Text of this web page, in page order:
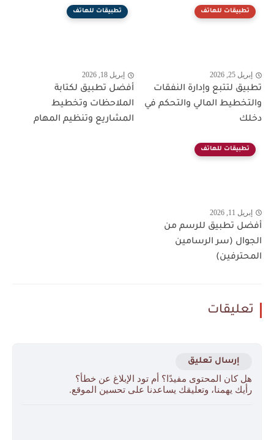
تطبيقات للهاتف
إبريل 25, 2026
تطبيق لتتبع وإدارة النفقات
والتخطيط المالي والتحكم في
دخلك
تطبيقات للهاتف
إبريل 18, 2026
أفضل تطبيق لكتابة
الملاحظات وتخطيط
المشاريع وتنظيم المهام
تطبيقات للهاتف
إبريل 11, 2026
أفضل تطبيق للرسم من
الجوال (سر الرسامين
المحترفين)
تعليقات
إرسال تعليق
هل كان المحتوى مفيدًا؟ أم تود الإبلاغ عن خطأ؟
رأيك يهمنا، وتعليقك يساعدنا على تحسين الموقع.